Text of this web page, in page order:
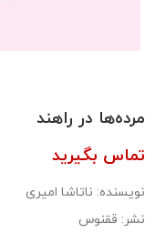
مرده‌ها در راهند
تماس بگیرید
نویسنده: ناتاشا امیری
نشر: ققنوس